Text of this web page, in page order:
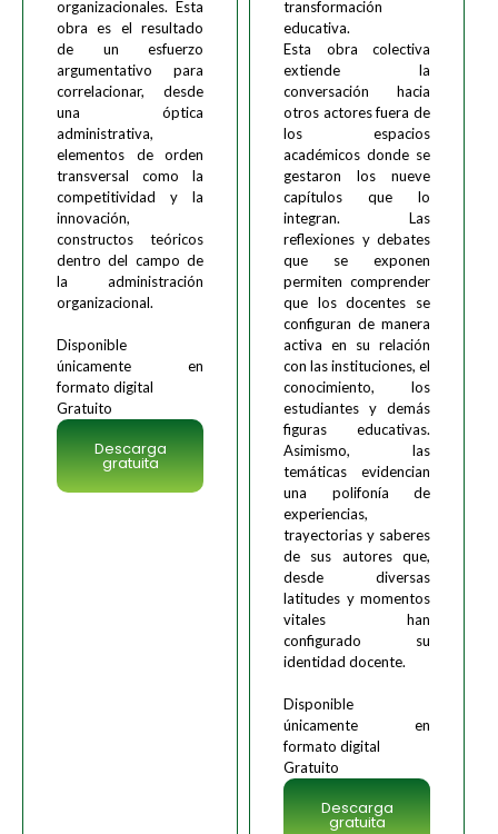
organizacionales. Esta
obra es el resultado
de un esfuerzo
argumentativo para
correlacionar, desde
una óptica
administrativa,
elementos de orden
transversal como la
competitividad y la
innovación,
constructos teóricos
dentro del campo de
la administración
organizacional.
Disponible
únicamente en
formato digital
Gratuito
Descarga
gratuita
transformación
educativa.
Esta obra colectiva
extiende la
conversación hacia
otros actores fuera de
los espacios
académicos donde se
gestaron los nueve
capítulos que lo
integran. Las
reflexiones y debates
que se exponen
permiten comprender
que los docentes se
configuran de manera
activa en su relación
con las instituciones, el
conocimiento, los
estudiantes y demás
figuras educativas.
Asimismo, las
temáticas evidencian
una polifonía de
experiencias,
trayectorias y saberes
de sus autores que,
desde diversas
latitudes y momentos
vitales han
configurado su
identidad docente.
Disponible
únicamente en
formato digital
Gratuito
Descarga
gratuita